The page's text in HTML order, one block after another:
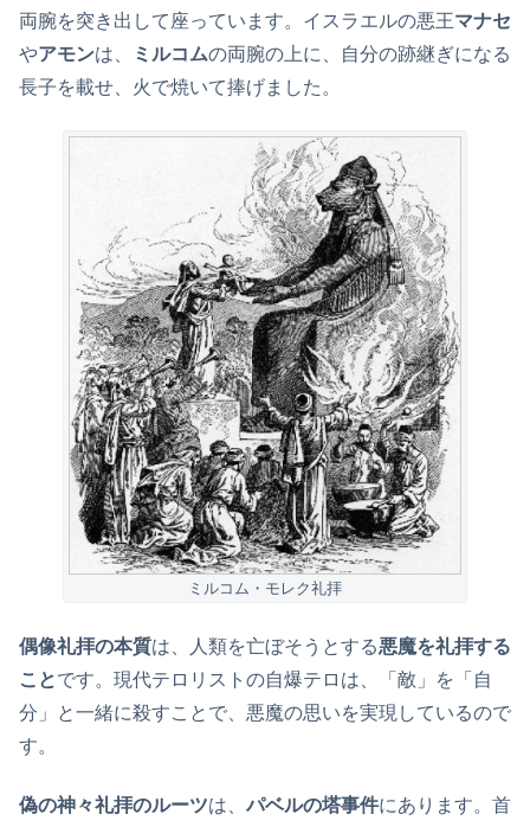
両腕を突き出して座っています。イスラエルの悪王マナセ
やアモンは、 ミルコムの両腕の上に、自分の跡継ぎになる
長子を載せ、火で焼いて捧げました。
ミルコム・モレク礼拝
偶像礼拝の本質は、人類を亡ぼそうとする悪魔を礼拝する
ことです。現代テロリストの自爆テロは、「敵」を「自
分」と一緒に殺すことで、悪魔の思いを実現しているので
す。
偽の神々礼拝のルーツは、 パベルの塔事件にあります。首